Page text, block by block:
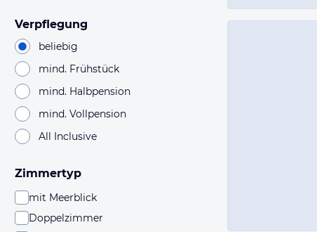
Verpflegung
beliebig
mind. Frühstück
mind. Halbpension
mind. Vollpension
All Inclusive
Zimmertyp
mit Meerblick
Doppelzimmer